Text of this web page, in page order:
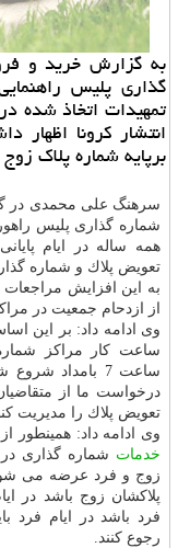
به گزارش خرید و
گذاری پلیس
تمهیدات اتخاذ شده
انتشار كرونا
برپایه شماره پلاك
سرهنگ علی محمدی در
شماره گذاری پلیس
همه ساله در ایام
تعویض پلاك و شماره
به این افزایش مراجعات
از ازدحام جمعیت در
وی ادامه داد: بر این
ساعت كار مراكز
درخواست ما از
تعویض پلاك را مدیریت
وی ادامه داد: همینطور
خدمات شماره گذاری
زوج و فرد عرضه می
پلاكشان زوج باشد در
فرد باشد در ایام فرد
رجوع كنند.